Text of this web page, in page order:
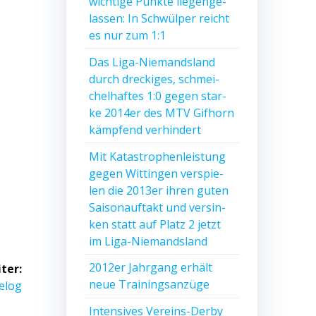
las­sen: In Schwül­per reicht
es nur zum 1:1
Das Liga-Nie­mands­land
durch dre­cki­ges, schmei­
chel­haf­tes 1:0 gegen star­
ke 2014er des MTV Gif­horn
kämp­fend verhindert
Mit Kata­stro­phen­leis­tung
gegen Wit­tin­gen ver­spie­
len die 2013er ihren guten
Sai­son­auf­takt und ver­sin­
ken statt auf Platz 2 jetzt
im Liga-Niemandsland
2012er Jahr­gang erhält
neue Trainingsanzüge
Inten­si­ves Ver­eins-Der­by